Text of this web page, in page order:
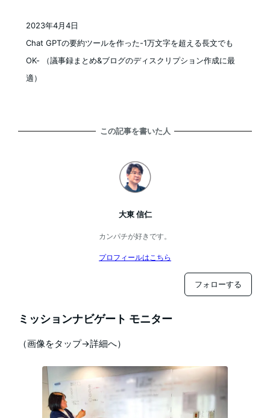
Chat GPTの要約ツールを作った-1万文字を超える長文でも
OK- （議事録まとめ&ブログのディスクリプション作成に最
適）
2023年4月4日
この記事を書いた人
大東 信仁
カンパチが好きです。
プロフィールはこちら
フォローする
ミッションナビゲート モニター
（画像をタップ→詳細へ）